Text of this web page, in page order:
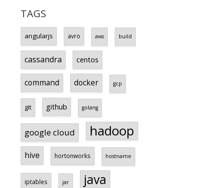
TAGS
angularjs avro aws build
cassandra centos
command docker gcp
git github golang
google cloud hadoop
hive hortonworks hostname
iptables jar java